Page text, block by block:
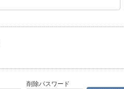
削除パスワード